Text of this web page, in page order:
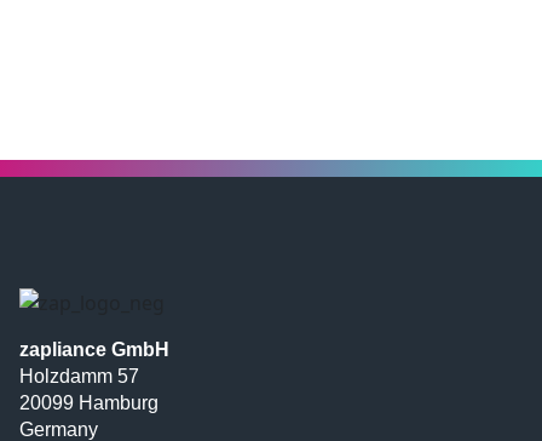
zapliance GmbH
Holzdamm 57
20099 Hamburg
Germany